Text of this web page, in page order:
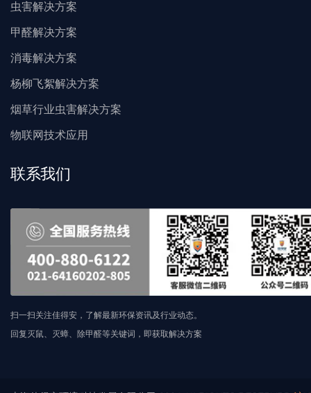
虫害解决方案
甲醛解决方案
消毒解决方案
杨柳飞絮解决方案
烟草行业虫害解决方案
物联网技术应用
联系我们
扫一扫关注佳得安，了解最新环保资讯及行业动态。
回复灭鼠、灭蟑、除甲醛等关键词，即获取解决方案